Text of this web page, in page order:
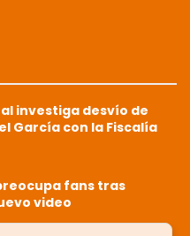
investiga desvío de
García con la Fiscalía
fans tras
video